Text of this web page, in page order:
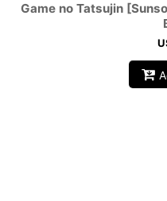
Game no Tatsujin